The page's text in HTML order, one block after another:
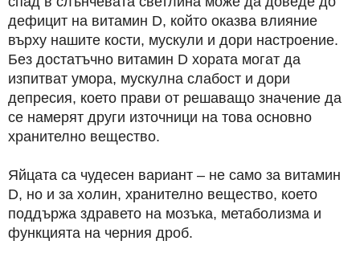
дефицит на витамин D, който оказва влияние
върху нашите кости, мускули и дори настроение.
Без достатъчно витамин D хората могат да
изпитват умора, мускулна слабост и дори
депресия, което прави от решаващо значение да
се намерят други източници на това основно
хранително вещество.
Яйцата са чудесен вариант – не само за витамин
D, но и за холин, хранително вещество, което
поддържа здравето на мозъка, метаболизма и
функцията на черния дроб.